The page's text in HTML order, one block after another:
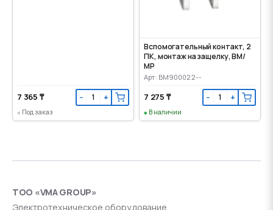
7 365 ₸ − +
Под заказ
Вспомогательный контакт, 2
ПК, монтаж на защелку, ВМ/
МР
Арт: BM900022--
7 275 ₸ − +
В наличии
ТОО «VMA GROUP»
Электротехническое оборудование